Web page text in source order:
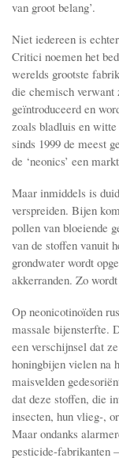
van groot belang’.
Niet iedereen is
Critici noemen het
werelds grootste
die chemisch verwant
geïntroduceerd en
zoals bladluis en
sinds 1999 de meest
de ‘neonics’ een
Maar inmiddels is
verspreiden. Bijen
pollen van bloeiende
van de stoffen vanuit
grondwater wordt
akkerranden. Zo
Op neonicotinoïden
massale bijensterfte.
een verschijnsel dat
honingbijen vielen na
maisvelden
dat deze stoffen, die
insecten, hun vlieg-,
Maar ondanks
pesticide-fabrikanten